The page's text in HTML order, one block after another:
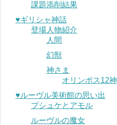
課題添削結果
♥︎ギリシャ神話
登場人物紹介
人間
幻獣
神さま
オリンポス12神
♥︎ルーヴル美術館の思い出
プシュケとアモル
ルーヴルの魔女